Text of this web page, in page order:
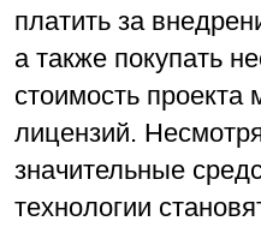
платить за
а также покупать
стоимость проекта
лицензий.
значительные
технологии